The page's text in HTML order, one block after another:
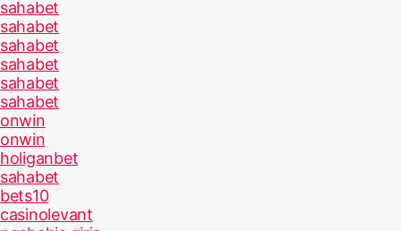
sahabet
sahabet
sahabet
sahabet
sahabet
sahabet
onwin
onwin
holiganbet
sahabet
bets10
casinolevant